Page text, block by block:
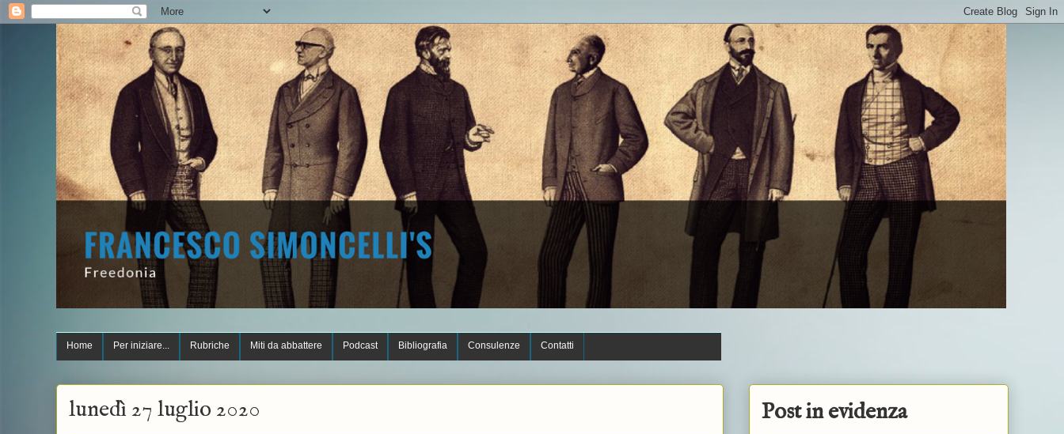
Home Per iniziare... Rubriche Miti da abbattere Podcast Bibliografia Consulenze Contatti
lunedì 27 luglio 2020 Post in evidenza